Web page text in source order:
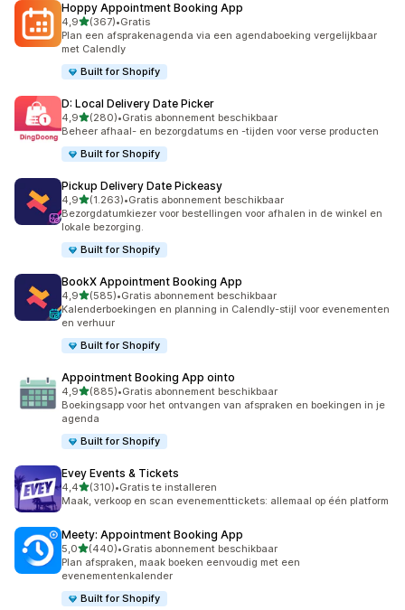
Hoppy Appointment Booking App
4,9van 5 sterren
(367)
367 recensies in totaal
•Gratis
Plan een afsprakenagenda via een agendaboeking vergelijkbaar
met Calendly
Built for Shopify
D: Local Delivery Date Picker
4,9van 5 sterren
(280)
280 recensies in totaal
•Gratis abonnement beschikbaar
Beheer afhaal- en bezorgdatums en -tijden voor verse producten
Built for Shopify
Pickup Delivery Date Pickeasy
4,9van 5 sterren
(1.263)
1263 recensies in totaal
•Gratis abonnement beschikbaar
Bezorgdatumkiezer voor bestellingen voor afhalen in de winkel en
lokale bezorging.
Built for Shopify
BookX Appointment Booking App
4,9van 5 sterren
(585)
585 recensies in totaal
•Gratis abonnement beschikbaar
Kalenderboekingen en planning in Calendly-stijl voor evenementen
en verhuur
Built for Shopify
Appointment Booking App ointo
4,9van 5 sterren
(885)
885 recensies in totaal
•Gratis abonnement beschikbaar
Boekingsapp voor het ontvangen van afspraken en boekingen in je
agenda
Built for Shopify
Evey Events & Tickets
4,4van 5 sterren
(310)
310 recensies in totaal
•Gratis te installeren
Maak, verkoop en scan evenementtickets: allemaal op één platform
Meety: Appointment Booking App
5,0van 5 sterren
(440)
440 recensies in totaal
•Gratis abonnement beschikbaar
Plan afspraken, maak boeken eenvoudig met een
evenementenkalender
Built for Shopify